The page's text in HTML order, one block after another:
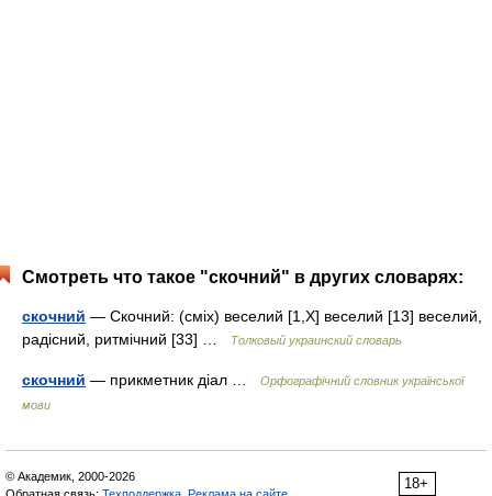
Смотреть что такое "скочний" в других словарях:
скочний — Скочний: (сміх) веселий [1,X] веселий [13] веселий,
радісний, ритмічний [33] …
Толковый украинский словарь
скочний — прикметник діал …
Орфографічний словник української
мови
18+
© Академик, 2000-2026